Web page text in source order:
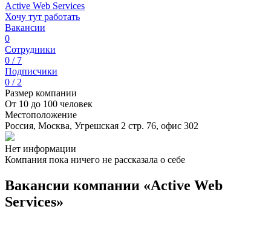
Active Web Services
Хочу тут работать
Вакансии
0
Сотрудники
0 / 7
Подписчики
0 / 2
Размер компании
От 10 до 100 человек
Местоположение
Россия, Москва, Угрешская 2 стр. 76, офис 302
Нет информации
Компания пока ничего не рассказала о себе
Вакансии компании «Active Web
Services»